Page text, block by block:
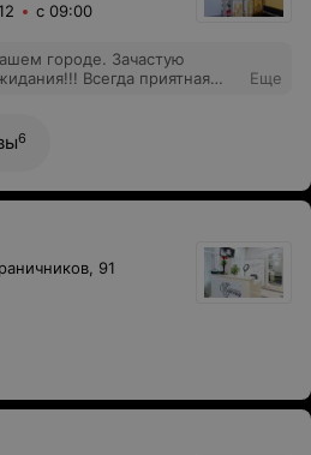
с 09:00
городе. Зачастую
Всегда приятная
Еще
6
91